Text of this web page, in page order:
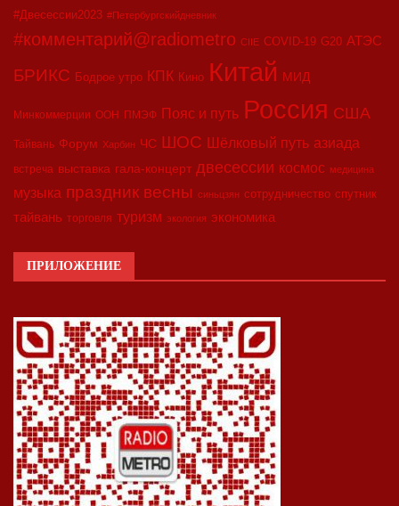
#Двесессии2023 #Петербургскийдневник
#комментарий@radiometro CIIE COVID-19 G20 АТЭС
БРИКС Бодрое утро КПК Кино Китай МИД
Минкоммерции ООН ПМЭФ Пояс и путь Россия США
Тайвань Форум Харбин ЧС ШОС Шёлковый путь азиада
встреча выставка гала-концерт двесессии космос медицина
музыка праздник весны синьцзян сотрудничество спутник
тайвань торговля туризм экология экономика
ПРИЛОЖЕНИЕ